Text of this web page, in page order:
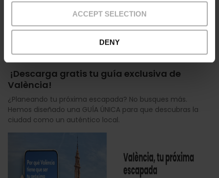
ACCEPT SELECTION
DENY
València, tu próxima escapada
¡Descarga gratis tu guía exclusiva de
València!
¿Planeando tu próxima escapada? No busques más.
Hemos diseñado una GUÍA ÚNICA para que descubras la
ciudad como un auténtico local.